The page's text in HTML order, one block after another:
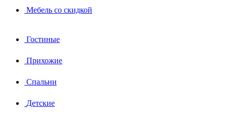
Мебель со скидкой
Гостиные
Прихожие
Спальни
Детские